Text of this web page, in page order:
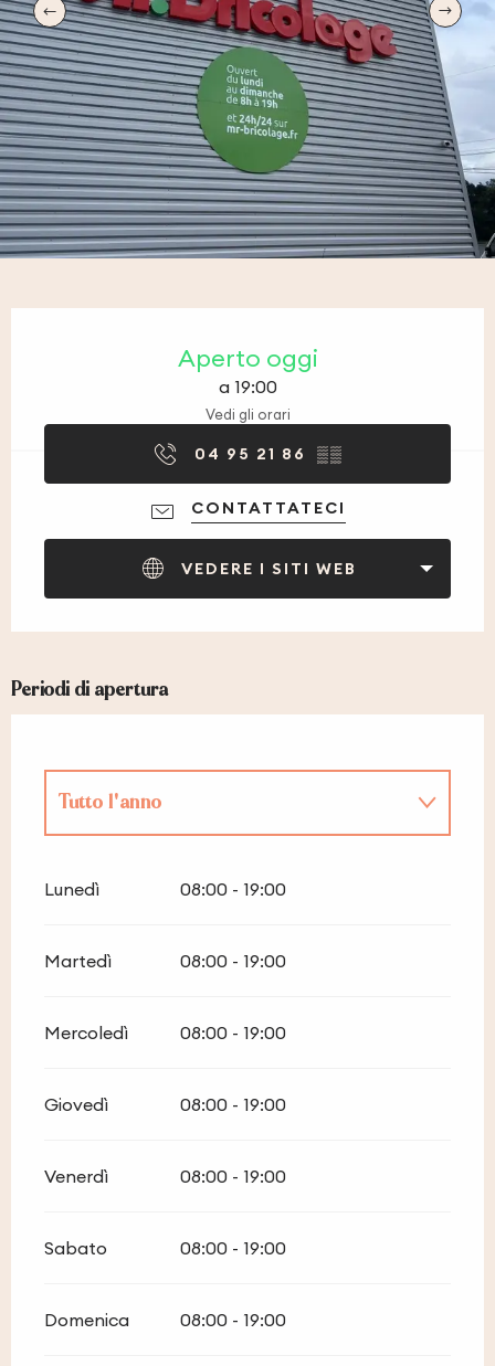
Aperto oggi
a 19:00
Vedi gli orari
04 95 21 86 ▒▒
CONTATTATECI
VEDERE I SITI WEB
Periodi di apertura
Tutto l'anno
Lunedì 08:00 - 19:00
Martedì 08:00 - 19:00
Mercoledì 08:00 - 19:00
Giovedì 08:00 - 19:00
Venerdì 08:00 - 19:00
Sabato 08:00 - 19:00
Domenica 08:00 - 19:00